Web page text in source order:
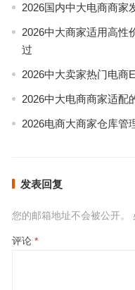
2026国内中大电商商家
2026中大商家适用高性
过
2026中大卖家热门电商
2026中大电商商家适配
2026电商大商家仓库管
发表回复
您的邮箱地址不会被公开。
评论 *